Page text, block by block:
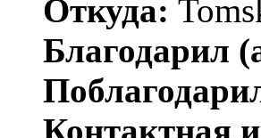
Откуда:
Благодарил
Контактная